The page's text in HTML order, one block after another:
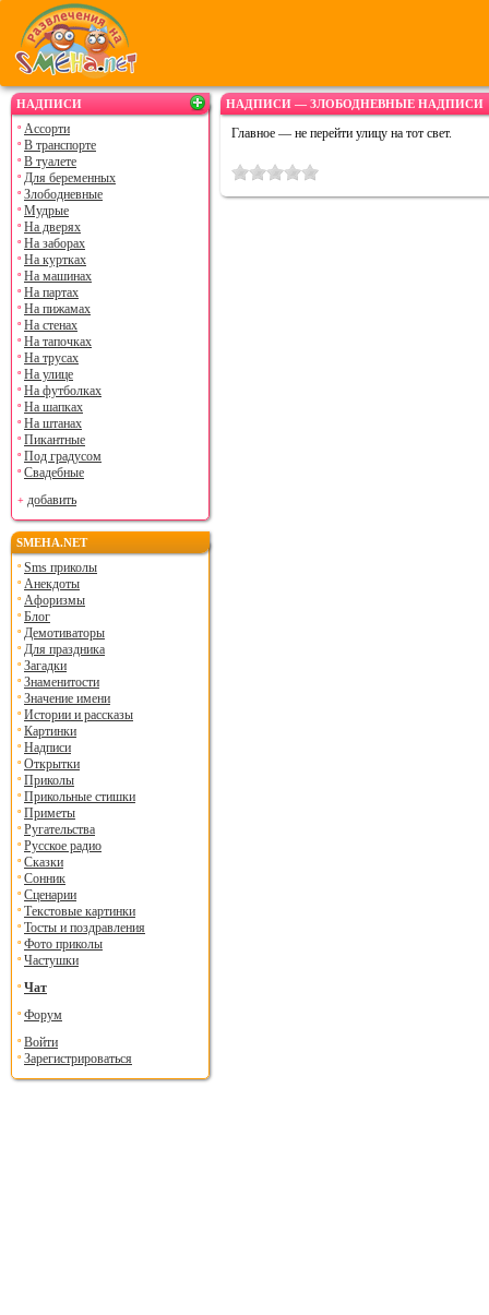
НАДПИСИ
Ассорти
В транспорте
В туалете
Для беременных
Злободневные
Мудрые
На дверях
На заборах
На куртках
На машинах
На партах
На пижамах
На стенах
На тапочках
На трусах
На улице
На футболках
На шапках
На штанах
Пикантные
Под градусом
Свадебные
добавить
SMEHA.NET
Sms приколы
Анекдоты
Афоризмы
Блог
Демотиваторы
Для праздника
Загадки
Знаменитости
Значение имени
Истории и рассказы
Картинки
Надписи
Открытки
Приколы
Прикольные стишки
Приметы
Ругательства
Русское радио
Сказки
Сонник
Сценарии
Текстовые картинки
Тосты и поздравления
Фото приколы
Частушки
Чат
Форум
Войти
Зарегистрироваться
НАДПИСИ — ЗЛОБОДНЕВНЫЕ НАДПИСИ
Главное — не перейти улицу на тот свет.